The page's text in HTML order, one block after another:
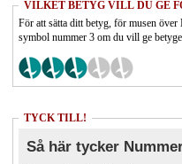
VILKET BETYG VILL DU GE
För att sätta ditt betyg, för musen
symbol nummer 3 om du vill ge
TYCK TILL!
Så här tycker